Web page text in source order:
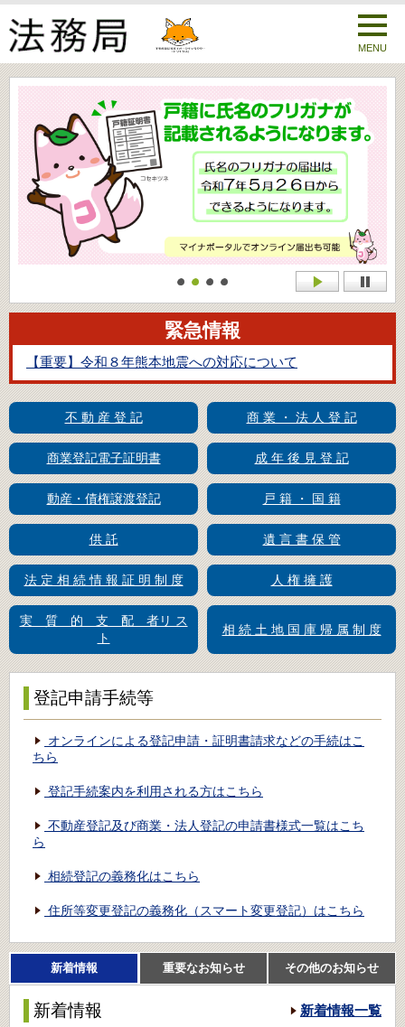
MENU
緊急情報
【重要】令和８年熊本地震への対応について
不 動 産 登 記 商 業 ・ 法 人 登 記
商業登記電子証明書 成 年 後 見 登 記
動産・債権譲渡登記 戸 籍 ・ 国 籍
供 託 遺 言 書 保 管
法 定 相 続 情 報 証 明 制 度 人 権 擁 護
実 質 的 支 配 者リ ス
ト
相 続 土 地 国 庫 帰 属 制 度
登記申請手続等
オンラインによる登記申請・証明書請求などの手続はこ
ちら
登記手続案内を利用される方はこちら
不動産登記及び商業・法人登記の申請書様式一覧はこち
ら
相続登記の義務化はこちら
住所等変更登記の義務化（スマート変更登記）はこちら
新着情報 重要なお知らせ その他のお知らせ
新着情報一覧
新着情報